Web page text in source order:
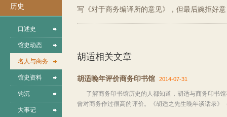
历史
口述史
馆史动态
名人与商务
馆史资料
钩沉
大事记
写《对于商务编译所的意见》，但最后婉拒好
胡适相关文章
胡适晚年评价商务印书馆 2014-07-31
了解商务印书馆历史的人都知道，胡适与商务印书馆
曾对商务作过很高的评价。《胡适之先生晚年谈话录》